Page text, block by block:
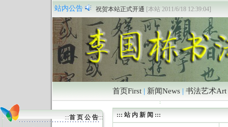
站内公告
祝贺本站正式开通 [本站 2011/6/18 12:39:04]
首页First | 新闻News | 书法艺术Art
:::首 页 公 告::: ::: 站 内 新 闻 :::